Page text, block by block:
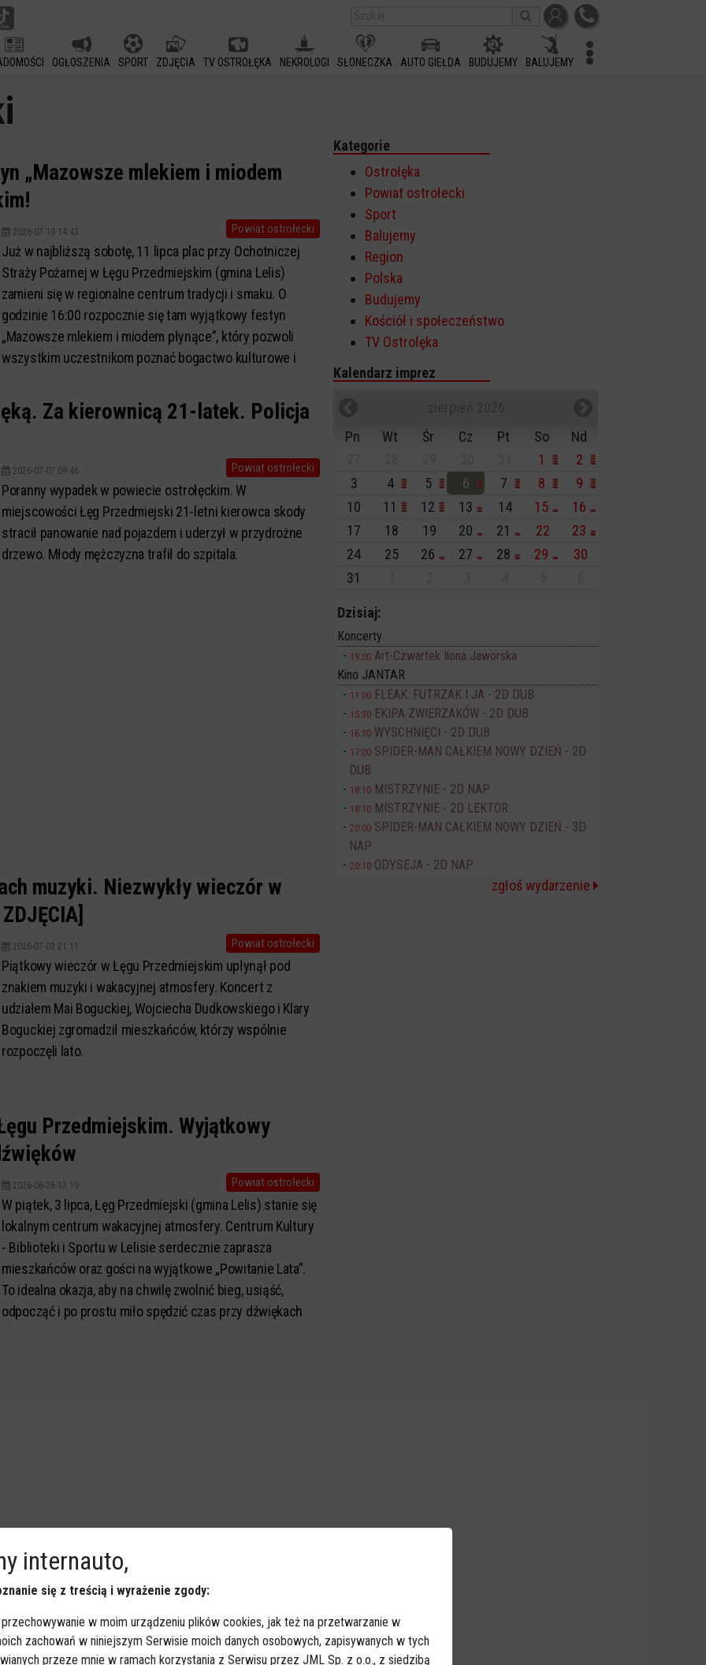
OGŁOSZENIA SPORT ZDJĘCIA TV OSTROŁĘKA NEKROLOGI SŁONECZKA AUTO GIEŁDA BUDUJEMY BALUJEMY
„Mazowsze mlekiem i miodem
Powiat ostrołecki
2026-07-10 14:43
Już w najbliższą sobotę, 11 lipca plac przy Ochotniczej
Straży Pożarnej w Łęgu Przedmiejskim (gmina Lelis)
zamieni się w regionalne centrum tradycji i smaku. O
godzinie 16:00 rozpocznie się tam wyjątkowy festyn
„Mazowsze mlekiem i miodem płynące”, który pozwoli
wszystkim uczestnikom poznać bogactwo kulturowe i
Za kierownicą 21-latek. Policja
Powiat ostrołecki
2026-07-07 09:46
Poranny wypadek w powiecie ostrołęckim. W
miejscowości Łęg Przedmiejski 21-letni kierowca skody
stracił panowanie nad pojazdem i uderzył w przydrożne
drzewo. Młody mężczyzna trafił do szpitala.
muzyki. Niezwykły wieczór w
Powiat ostrołecki
2026-07-03 21:11
Piątkowy wieczór w Łęgu Przedmiejskim upłynął pod
znakiem muzyki i wakacyjnej atmosfery. Koncert z
udziałem Mai Boguckiej, Wojciecha Dudkowskiego i Klary
Boguckiej zgromadził mieszkańców, którzy wspólnie
rozpoczęli lato.
Przedmiejskim. Wyjątkowy
Powiat ostrołecki
2026-06-26 13:19
W piątek, 3 lipca, Łęg Przedmiejski (gmina Lelis) stanie się
lokalnym centrum wakacyjnej atmosfery. Centrum Kultury
- Biblioteki i Sportu w Lelisie serdecznie zaprasza
mieszkańców oraz gości na wyjątkowe „Powitanie Lata”.
To idealna okazja, aby na chwilę zwolnić bieg, usiąść,
odpocząć i po prostu miło spędzić czas przy dźwiękach
pożaru. Ogień zajął krzewy i
Powiat ostrołecki
2026-05-28 11:28
Kategorie
Ostrołęka
Powiat ostrołecki
Sport
Balujemy
Region
Polska
Budujemy
Kościół i społeczeństwo
TV Ostrołęka
Kalendarz imprez
Pn
Wt Śr Cz Pt So
Nd
1
2
3
4 5 6 7 8
9
10
11 12 13 14 15
16
17
18 19 20 21 22
23
24
25 26 27 28 29
30
31
Dzisiaj:
Koncerty
19:00 Art-Czwartek Ilona Jaworska
Kino JANTAR
11:00 FLEAK. FUTRZAK I JA - 2D DUB
15:30 EKIPA ZWIERZAKÓW - 2D DUB
16:30 WYSCHNIĘCI - 2D DUB
17:00 SPIDER-MAN CAŁKIEM NOWY DZIEŃ - 2D
DUB
18:10 MISTRZYNIE - 2D NAP
18:10 MISTRZYNIE - 2D LEKTOR
20:00 SPIDER-MAN CAŁKIEM NOWY DZIEŃ - 3D
NAP
20:10 ODYSEJA - 2D NAP
zgłoś wydarzenie
internauto,
się z treścią i wyrażenie zgody:
w moim urządzeniu plików cookies, jak też na przetwarzanie w
zachowań w niniejszym Serwisie moich danych osobowych, zapisywanych w tych
przeze mnie w ramach korzystania z Serwisu przez JML Sp. z o.o., z siedzibą